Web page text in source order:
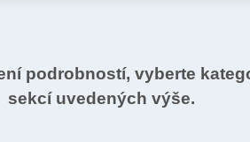
podrobností, vyberte
sekcí uvedených výše.